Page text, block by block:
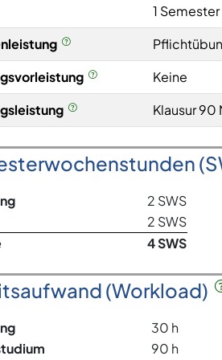
1 Semester
Keine
Klausur 90
2 SWS
2 SWS
4 SWS
(Workload)
30 h
90 h